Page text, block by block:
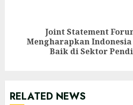
Next
Joint Statement
Mengharapkan
Baik di Sektor
RELATED NEWS